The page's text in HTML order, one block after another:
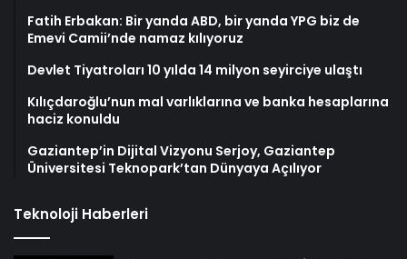
Fatih Erbakan: Bir yanda ABD, bir yanda YPG biz de
Emevi Camii’nde namaz kılıyoruz
Devlet Tiyatroları 10 yılda 14 milyon seyirciye ulaştı
Kılıçdaroğlu’nun mal varlıklarına ve banka hesaplarına
haciz konuldu
Gaziantep’in Dijital Vizyonu Serjoy, Gaziantep
Üniversitesi Teknopark’tan Dünyaya Açılıyor
Teknoloji Haberleri